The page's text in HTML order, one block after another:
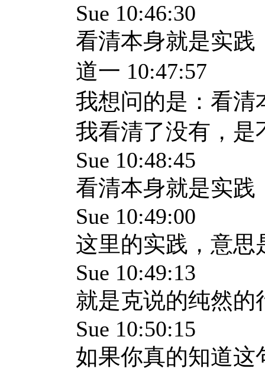
Sue 10:46:30
看清本身就是实践
道一 10:47:57
我想问的是：看清
我看清了没有，是
Sue 10:48:45
看清本身就是实践
Sue 10:49:00
这里的实践，意思
Sue 10:49:13
就是克说的纯然的
Sue 10:50:15
如果你真的知道这